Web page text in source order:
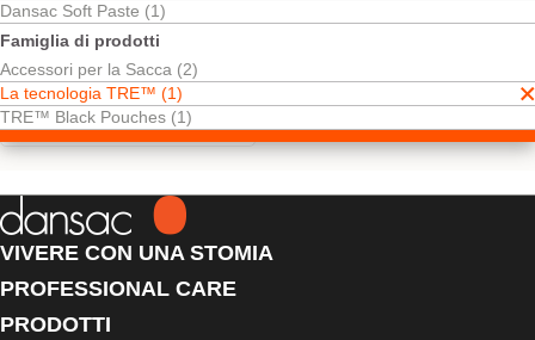
Dansac Soft Paste (1)
Famiglia di prodotti
Accessori per la Sacca (2)
La tecnologia TRE™ (1)
TRE™ Black Pouches (1)
Cintura per stomia - Nera
VIVERE CON UNA STOMIA
PROFESSIONAL CARE
PRODOTTI